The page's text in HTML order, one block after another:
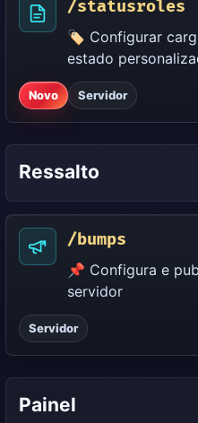
/statusroles
🏷️ Configurar
estado
Novo Servidor
Ressalto
/bumps
📌 Configura e
servidor
Servidor
Painel